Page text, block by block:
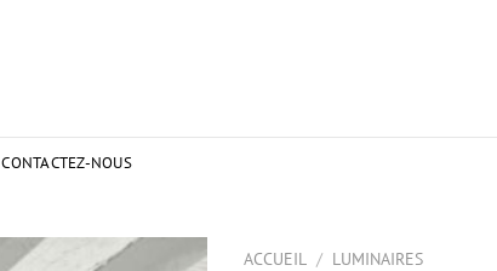
CONTACTEZ-NOUS
ACCUEIL / LUMINAIRES